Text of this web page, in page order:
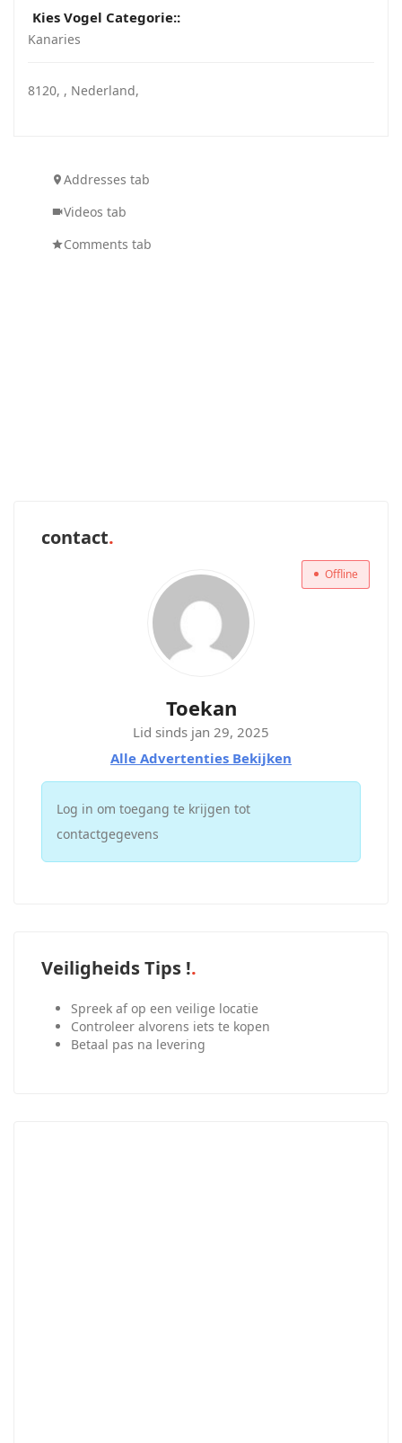
Kies Vogel Categorie::
Kanaries
8120, , Nederland,
Addresses tab
Videos tab
Comments tab
contact
Offline
Toekan
Lid sinds jan 29, 2025
Alle Advertenties Bekijken
Log in om toegang te krijgen tot
contactgegevens
Veiligheids Tips !
Spreek af op een veilige locatie
Controleer alvorens iets te kopen
Betaal pas na levering